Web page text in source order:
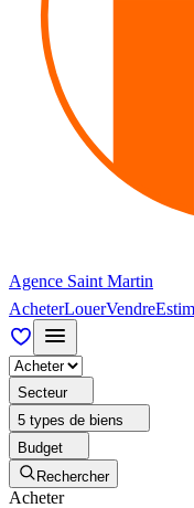
Agence Saint Martin
AcheterLouerVendre
Secteur
5 types de biens
Budget
Rechercher
Acheter